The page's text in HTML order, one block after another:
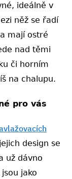
ideálně v
něž se řadí
mají ostré
nad těmi
či horním
na chalupu.
pro vás
design se
už dávno
jako